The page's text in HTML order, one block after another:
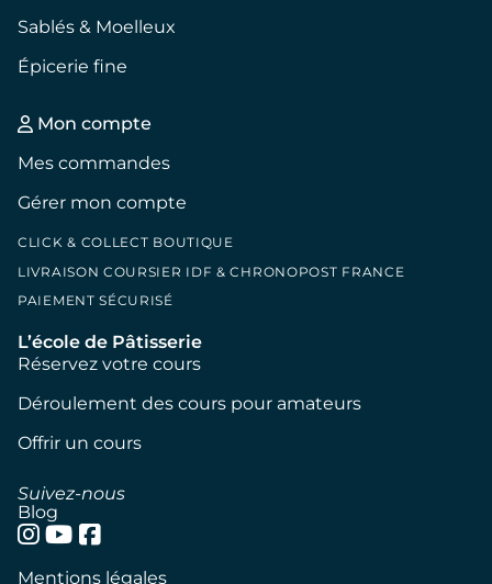
Sablés & Moelleux
Épicerie fine
Mon compte
Mes commandes
Gérer mon compte
CLICK & COLLECT BOUTIQUE
LIVRAISON COURSIER IDF & CHRONOPOST FRANCE
PAIEMENT SÉCURISÉ
L’école de Pâtisserie
Réservez votre cours
Déroulement des cours pour amateurs
Offrir un cours
Suivez-nous
Blog
Mentions légales